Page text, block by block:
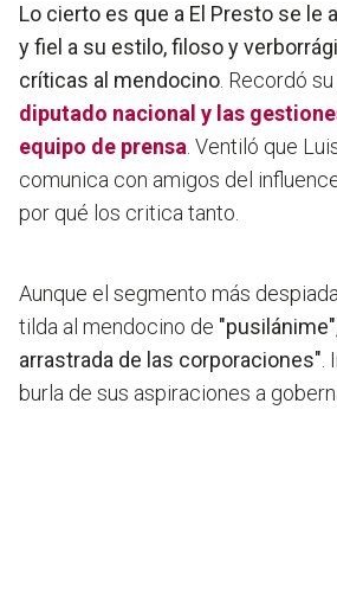
Lo cierto es que a El Presto se le
y fiel a su estilo, filoso y
críticas al mendocino. Recordó
diputado nacional y las
equipo de prensa. Ventiló que
comunica con amigos del
por qué los critica tanto.
Aunque el segmento más
tilda al mendocino de
arrastrada de las corporaciones".
burla de sus aspiraciones a